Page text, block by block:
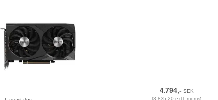
4.794,-SEK
(3.835,20 exkl. moms)